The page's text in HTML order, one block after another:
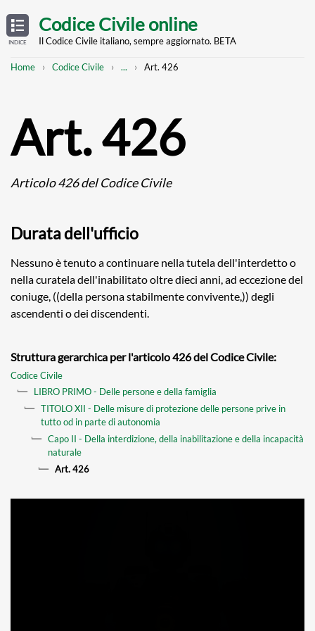
TABLE
OF
CONTENTS
INDICE
main
Codice Civile online
Il Codice Civile italiano, sempre aggiornato. BETA
Breadcrumb
Home Codice Civile
Mostra
... Art. 426
Art. 426
Articolo 426 del Codice Civile
Durata dell'ufficio
Nessuno è tenuto a continuare nella tutela dell'interdetto o
nella curatela dell'inabilitato oltre dieci anni, ad eccezione del
coniuge, ((della persona stabilmente convivente,)) degli
ascendenti o dei discendenti.
Struttura gerarchica per l'articolo 426 del Codice Civile:
Codice Civile
LIBRO PRIMO - Delle persone e della famiglia
TITOLO XII - Delle misure di protezione delle persone prive in
tutto od in parte di autonomia
Capo II - Della interdizione, della inabilitazione e della incapacità
naturale
Art. 426